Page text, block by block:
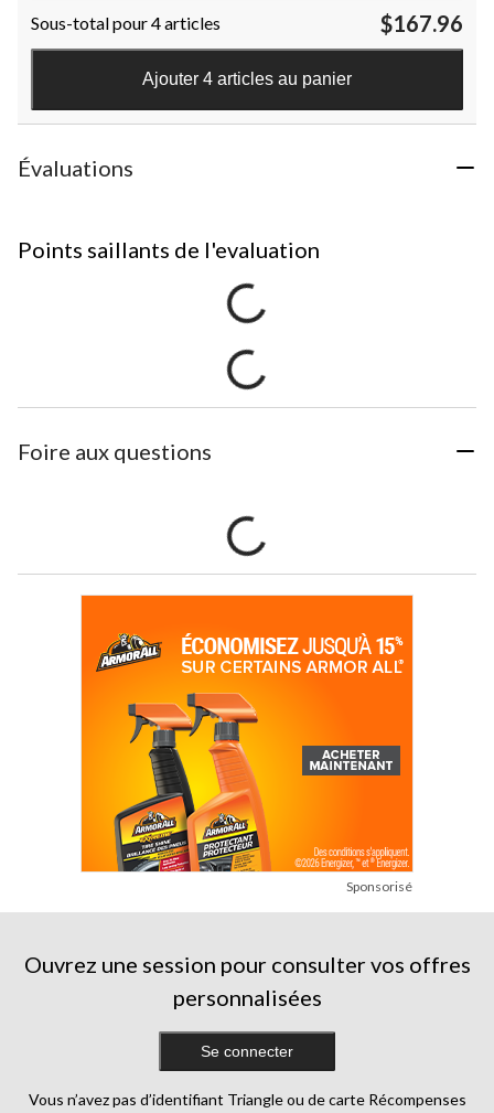
Sous-total pour 4 articles $167.96
Ajouter 4 articles au panier
Évaluations
Points saillants de l'evaluation
Foire aux questions
Sponsorisé
Ouvrez une session pour consulter vos offres
personnalisées
Se connecter
Vous n’avez pas d’identifiant Triangle ou de carte Récompenses